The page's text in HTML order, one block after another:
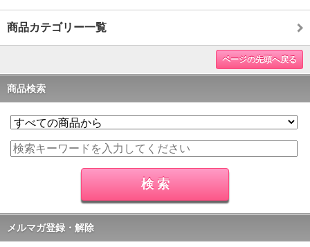
商品カテゴリー一覧
ページの先頭へ戻る
商品検索
メルマガ登録・解除